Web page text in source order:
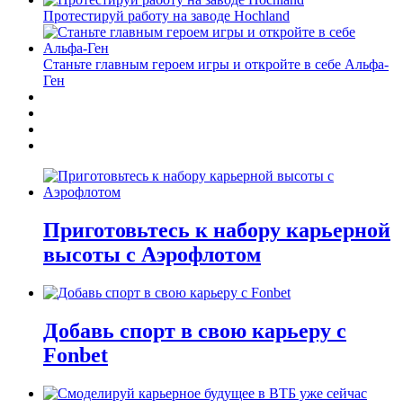
Протестируй работу на заводе Hochland
Станьте главным героем игры и откройте в себе Альфа-
Ген
Приготовьтесь к набору карьерной
высоты с Аэрофлотом
Добавь спорт в свою карьеру с
Fonbet